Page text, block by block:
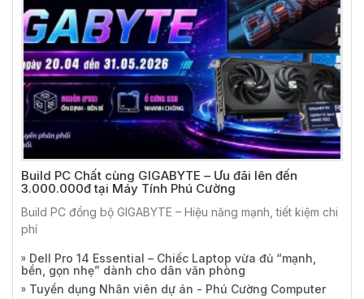
Build PC Chất cùng GIGABYTE – Ưu đãi lên đến
3.000.000đ tại Máy Tính Phú Cường
Build PC đồng bộ GIGABYTE – Hiệu năng mạnh, tiết kiệm chi
phí
Dell Pro 14 Essential – Chiếc Laptop vừa đủ “mạnh,
bền, gọn nhẹ” dành cho dân văn phòng
Tuyển dụng Nhân viên dự án - Phú Cường Computer